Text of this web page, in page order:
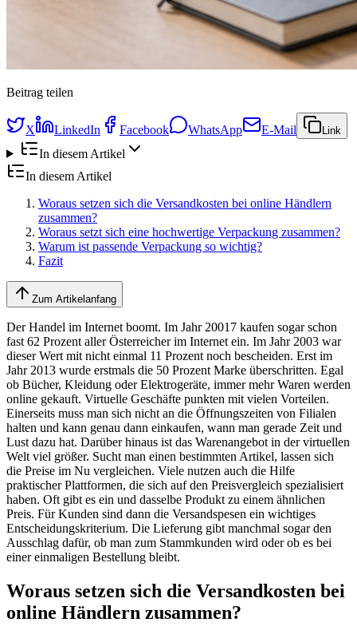
Beitrag teilen
X LinkedIn Facebook WhatsApp E-Mail Link
In diesem Artikel
In diesem Artikel
Woraus setzen sich die Versandkosten bei online Händlern
zusammen?
Woraus setzt sich eine hochwertige Verpackung zusammen?
Warum ist passende Verpackung so wichtig?
Fazit
Zum Artikelanfang
Der Handel im Internet boomt. Im Jahr 20017 kaufen sogar schon
fast 62 Prozent aller Österreicher im Internet ein. Im Jahr 2003 war
dieser Wert mit nicht einmal 11 Prozent noch bescheiden. Erst im
Jahr 2013 wurde erstmals die 50 Prozent Marke überschritten. Egal
ob Bücher, Kleidung oder Elektrogeräte, immer mehr Waren werden
online gekauft. Virtuelle Geschäfte punkten mit vielen Vorteilen.
Einerseits muss man sich nicht an die Öffnungszeiten von Filialen
halten und kann genau dann einkaufen, wann man gerade Zeit und
Lust dazu hat. Darüber hinaus ist das Warenangebot in der virtuellen
Welt viel größer. Sucht man einen bestimmten Artikel, lassen sich
die Preise im Nu vergleichen. Viele nutzen auch die Hilfe
praktischer Plattformen, die sich auf den Preisvergleich spezialisiert
haben. Oft gibt es ein und dasselbe Produkt zu einem ähnlichen
Preis. Für Kunden sind dann die Versandspesen ein wichtiges
Entscheidungskriterium. Die Lieferung gibt manchmal sogar den
Ausschlag dafür, ob man zum Stammkunden wird oder ob es bei
einer einmaligen Bestellung bleibt.
Woraus setzen sich die Versandkosten bei
online Händlern zusammen?